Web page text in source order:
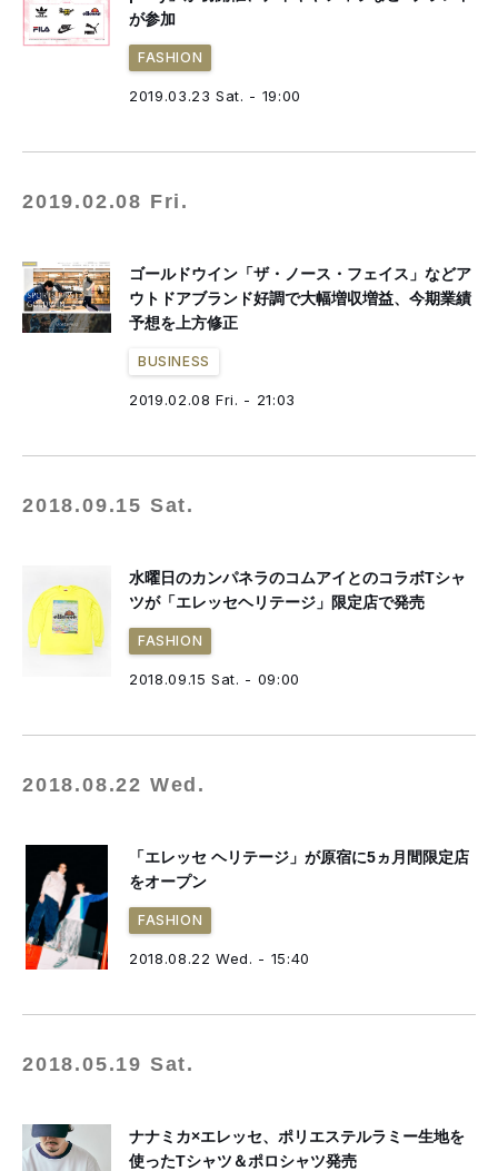
が参加
FASHION
2019.03.23 Sat. - 19:00
2019.02.08 Fri.
ゴールドウイン「ザ・ノース・フェイス」などア
ウトドアブランド好調で大幅増収増益、今期業績
予想を上方修正
BUSINESS
2019.02.08 Fri. - 21:03
2018.09.15 Sat.
水曜日のカンパネラのコムアイとのコラボTシャ
ツが「エレッセヘリテージ」限定店で発売
FASHION
2018.09.15 Sat. - 09:00
2018.08.22 Wed.
「エレッセ ヘリテージ」が原宿に5ヵ月間限定店
をオープン
FASHION
2018.08.22 Wed. - 15:40
2018.05.19 Sat.
ナナミカ×エレッセ、ポリエステルラミー生地を
使ったTシャツ＆ポロシャツ発売